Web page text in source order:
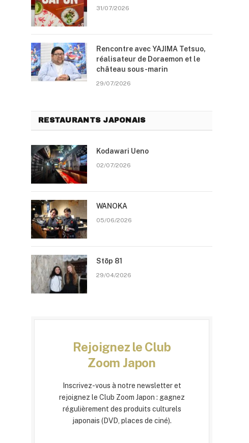
31/07/2026
Rencontre avec YAJIMA Tetsuo,
réalisateur de Doraemon et le
château sous-marin
29/07/2026
RESTAURANTS JAPONAIS
Kodawari Ueno
02/07/2026
WANOKA
05/06/2026
Stōp 81
29/04/2026
Rejoignez le Club
Zoom Japon
Inscrivez-vous à notre newsletter et
rejoignez le Club Zoom Japon : gagnez
régulièrement des produits culturels
japonais (DVD, places de ciné).